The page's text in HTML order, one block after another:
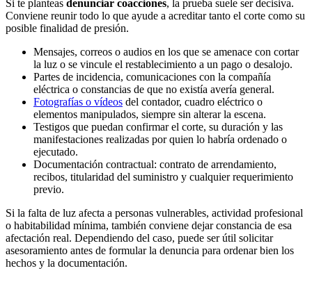
Si te planteas denunciar coacciones, la prueba suele ser decisiva.
Conviene reunir todo lo que ayude a acreditar tanto el corte como su
posible finalidad de presión.
Mensajes, correos o audios en los que se amenace con cortar
la luz o se vincule el restablecimiento a un pago o desalojo.
Partes de incidencia, comunicaciones con la compañía
eléctrica o constancias de que no existía avería general.
Fotografías o vídeos del contador, cuadro eléctrico o
elementos manipulados, siempre sin alterar la escena.
Testigos que puedan confirmar el corte, su duración y las
manifestaciones realizadas por quien lo habría ordenado o
ejecutado.
Documentación contractual: contrato de arrendamiento,
recibos, titularidad del suministro y cualquier requerimiento
previo.
Si la falta de luz afecta a personas vulnerables, actividad profesional
o habitabilidad mínima, también conviene dejar constancia de esa
afectación real. Dependiendo del caso, puede ser útil solicitar
asesoramiento antes de formular la denuncia para ordenar bien los
hechos y la documentación.